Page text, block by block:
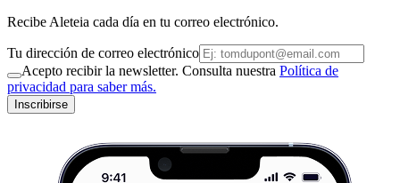
Recibe Aleteia cada día en tu correo electrónico.
Tu dirección de correo electrónico
Acepto recibir la newsletter. Consulta nuestra Política de
privacidad para saber más.
Inscribirse